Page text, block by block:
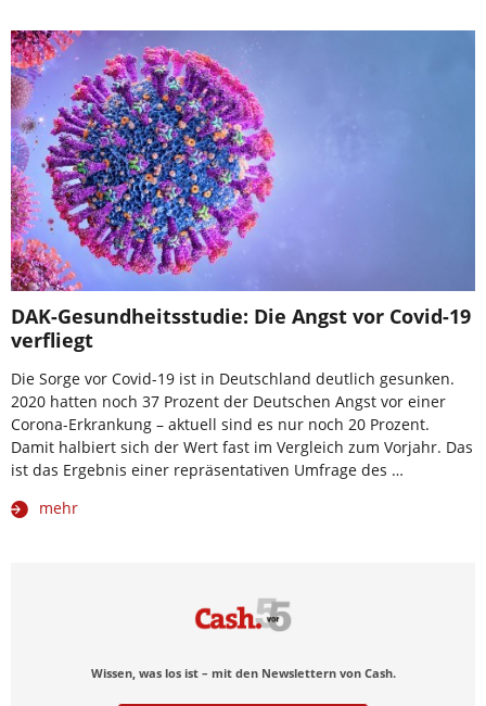
DAK-Gesundheitsstudie: Die Angst vor Covid-19
verfliegt
Die Sorge vor Covid-19 ist in Deutschland deutlich gesunken.
2020 hatten noch 37 Prozent der Deutschen Angst vor einer
Corona-Erkrankung – aktuell sind es nur noch 20 Prozent.
Damit halbiert sich der Wert fast im Vergleich zum Vorjahr. Das
ist das Ergebnis einer repräsentativen Umfrage des …
mehr
Wissen, was los ist – mit den Newslettern von Cash.